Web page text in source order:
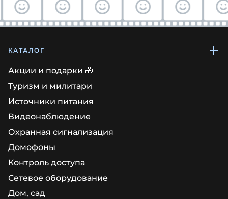
КАТАЛОГ
Акции и подарки 🎁
Туризм и милитари
Источники питания
Видеонаблюдение
Охранная сигнализация
Домофоны
Контроль доступа
Сетевое оборудование
Дом, сад